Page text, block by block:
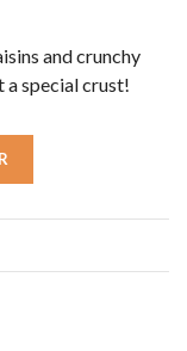
and crunchy
a special crust!